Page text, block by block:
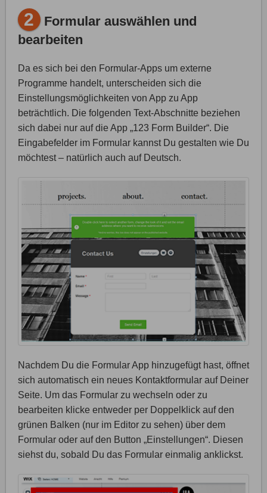
2 Formular auswählen und
bearbeiten
Da es sich bei den Formular-Apps um externe
Programme handelt, unterscheiden sich die
Einstellungsmöglichkeiten von App zu App
beträchtlich. Die folgenden Text-Abschnitte beziehen
sich dabei nur auf die App „123 Form Builder“. Die
Eingabefelder im Formular kannst Du gestalten wie Du
möchtest – natürlich auch auf Deutsch.
Nachdem Du die Formular App hinzugefügt hast, öffnet
sich automatisch ein neues Kontaktformular auf Deiner
Seite. Um das Formular zu wechseln oder zu
bearbeiten klicke entweder per Doppelklick auf den
grünen Balken (nur im Editor zu sehen) über dem
Formular oder auf den Button „Einstellungen“. Diesen
siehst du, sobald Du das Formular einmalig anklickst.